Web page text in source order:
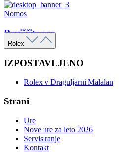
Nomos
Raziščite ure
Rolex
IZPOSTAVLJENO
Rolex v Draguljarni Malalan
Strani
Ure
Nove ure za leto 2026
Servisiranje
Kontakt